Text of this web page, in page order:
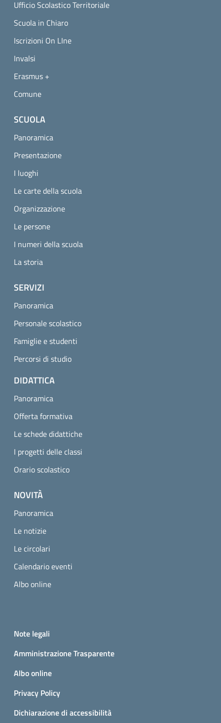
Ufficio Scolastico Territoriale
Scuola in Chiaro
Iscrizioni On LIne
Invalsi
Erasmus +
Comune
SCUOLA
Panoramica
Presentazione
I luoghi
Le carte della scuola
Organizzazione
Le persone
I numeri della scuola
La storia
SERVIZI
Panoramica
Personale scolastico
Famiglie e studenti
Percorsi di studio
DIDATTICA
Panoramica
Offerta formativa
Le schede didattiche
I progetti delle classi
Orario scolastico
NOVITÀ
Panoramica
Le notizie
Le circolari
Calendario eventi
Albo online
Small prints
Note legali
Amministrazione Trasparente
Albo online
Privacy Policy
Dichiarazione di accessibilità